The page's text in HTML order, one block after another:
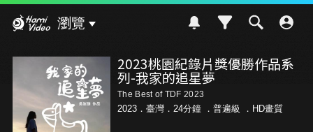
瀏覽
2023桃園紀錄片獎優勝作品系
列-我家的追星夢
The Best of TDF 2023
2023．臺灣．24分鐘 ． 普遍級 ．HD畫質